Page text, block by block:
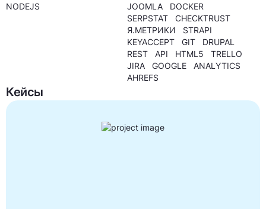
NODEJS
JOOMLA DOCKER
SERPSTAT CHECKTRUST
Я.МЕТРИКИ STRAPI
KEYACCEPT GIT DRUPAL
REST API HTML5 TRELLO
JIRA GOOGLE ANALYTICS
AHREFS
Кейсы